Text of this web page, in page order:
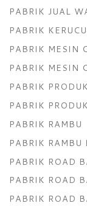
PABRIK JUAL
PABRIK
PABRIK MESIN
PABRIK MESIN
PABRIK
PABRIK
PABRIK RAMBU
PABRIK
PABRIK ROAD
PABRIK ROAD
PABRIK ROAD